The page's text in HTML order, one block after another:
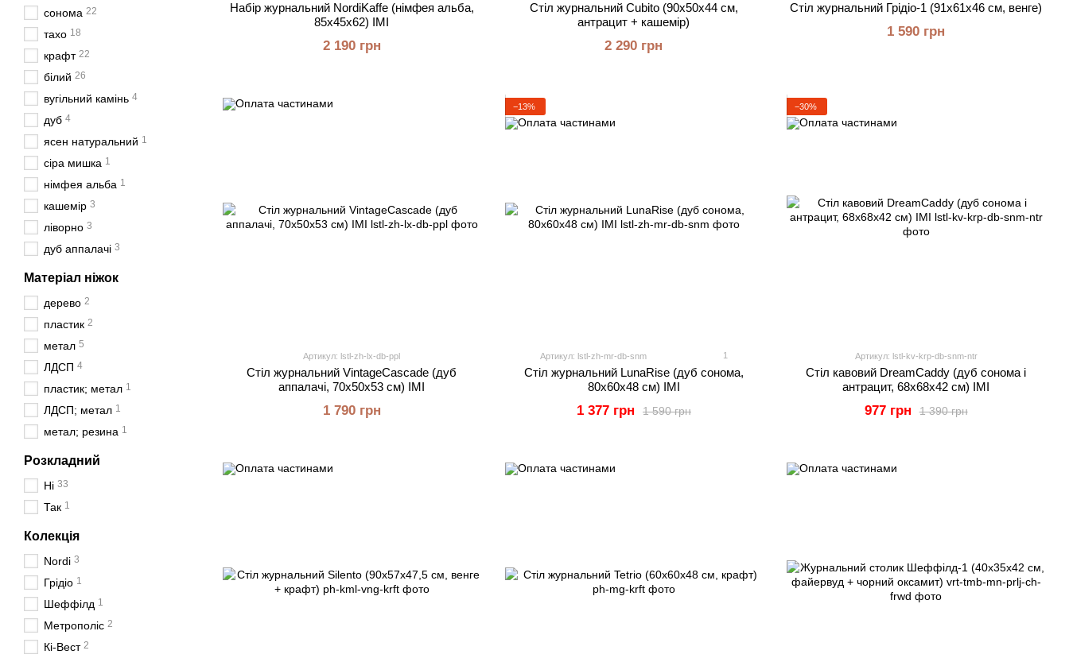
Набір журнальний NordiKaffe (німфея альба,
85x45x62) IMI
2 190 грн
Стіл журнальний Cubito (90х50х44 см,
антрацит + кашемір)
2 290 грн
Стіл журнальний Грідіо-1 (91х61х46 см, венге)
1 590 грн
Артикул: lstl-zh-lx-db-ppl
Стіл журнальний VintageCascade (дуб
аппалачі, 70x50x53 см) IMI
1 790 грн
−13%
Артикул: lstl-zh-mr-db-snm 1
Стіл журнальний LunaRise (дуб сонома,
80x60x48 см) IMI
1 590 грн
1 377 грн
−30%
Артикул: lstl-kv-krp-db-snm-ntr
Стіл кавовий DreamCaddy (дуб сонома і
антрацит, 68x68x42 см) IMI
1 390 грн
977 грн
сонома 22
тахо 18
крафт 22
білий 26
вугільний камінь 4
дуб 4
ясен натуральний 1
сіра мишка 1
німфея альба 1
кашемір 3
ліворно 3
дуб аппалачі 3
Матеріал ніжок
дерево 2
пластик 2
метал 5
ЛДСП 4
пластик; метал 1
ЛДСП; метал 1
метал; резина 1
Розкладний
Ні 33
Так 1
Колекція
Nordi 3
Грідіо 1
Шеффілд 1
Метрополіс 2
Кі-Вест 2